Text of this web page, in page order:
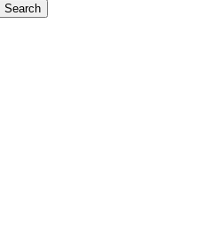
Search